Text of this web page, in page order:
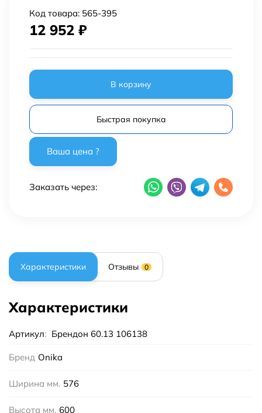
Код товара: 565-395
12 952 ₽
В корзину
Быстрая покупка
Заказать через:
Характеристики Отзывы 0
Характеристики
Артикул: Брендон 60.13 106138
Бренд Onika
Ширина мм. 576
Высота мм. 600